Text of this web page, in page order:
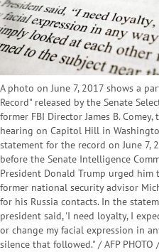
A photo on June 7, 2017 shows a
Record" released by the Senate
former FBI Director James B.
hearing on Capitol Hill in
statement for the record on June 7,
before the Senate Intelligence
President Donald Trump urged
former national security advisor
for his Russia contacts. In the
president said, 'I need loyalty, I
or change my facial expression in
silence that followed." / AFP PHOTO /